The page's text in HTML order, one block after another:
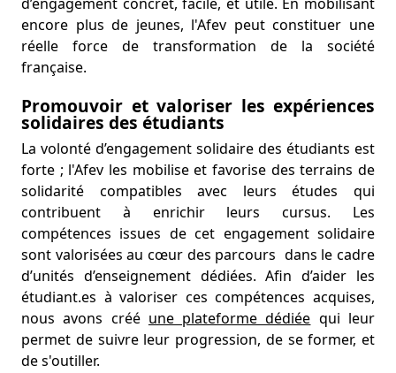
encore plus de jeunes, l'Afev peut constituer une
réelle force de transformation de la société
française.
Promouvoir et valoriser les expériences
solidaires des étudiants
La volonté d’engagement solidaire des étudiants est
forte ; l'Afev les mobilise et favorise des terrains de
solidarité compatibles avec leurs études qui
contribuent à enrichir leurs cursus. Les
compétences issues de cet engagement solidaire
sont valorisées au cœur des parcours dans le cadre
d’unités d’enseignement dédiées. Afin d’aider les
étudiant.es à valoriser ces compétences acquises,
nous avons créé une plateforme dédiée qui leur
permet de suivre leur progression, de se former, et
de s'outiller.